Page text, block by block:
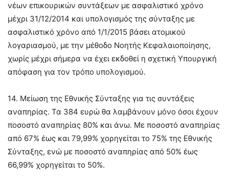
νέων επικουρικών συντάξεων με ασφαλιστικό χρόνο
μέχρι 31/12/2014 και υπολογισμός της σύνταξης με
ασφαλιστικό χρόνο από 1/1/2015 βάσει ατομικού
λογαριασμού, με την μέθοδο Νοητής Κεφαλαιοποίησης,
χωρίς μέχρι σήμερα να έχει εκδοθεί η σχετική Υπουργική
απόφαση για τον τρόπο υπολογισμού.
14. Μείωση της Εθνικής Σύνταξης για τις συντάξεις
αναπηρίας. Τα 384 ευρώ θα λαμβάνουν μόνο όσοι έχουν
ποσοστό αναπηρίας 80% και άνω. Με ποσοστό αναπηρίας
από 67% έως και 79,99% χορηγείται το 75% της Εθνικής
Σύνταξης, ενώ με ποσοστό αναπηρίας από 50% έως
66,99% χορηγείται το 50%.